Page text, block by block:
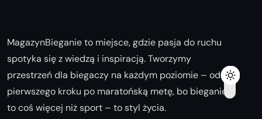
MagazynBieganie to miejsce, gdzie pasja do ruchu
spotyka się z wiedzą i inspiracją. Tworzymy
przestrzeń dla biegaczy na każdym poziomie – od
pierwszego kroku po maratońską metę, bo bieganie
to coś więcej niż sport – to styl życia.